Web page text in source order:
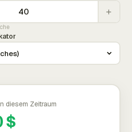
+
diesem Zeitraum
$